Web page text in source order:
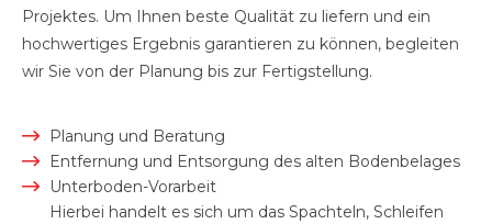
Projektes. Um Ihnen beste Qualität zu liefern und ein
hochwertiges Ergebnis garantieren zu können, begleiten
wir Sie von der Planung bis zur Fertigstellung.
Planung und Beratung
Entfernung und Entsorgung des alten Bodenbelages
Unterboden-Vorarbeit
Hierbei handelt es sich um das Spachteln, Schleifen